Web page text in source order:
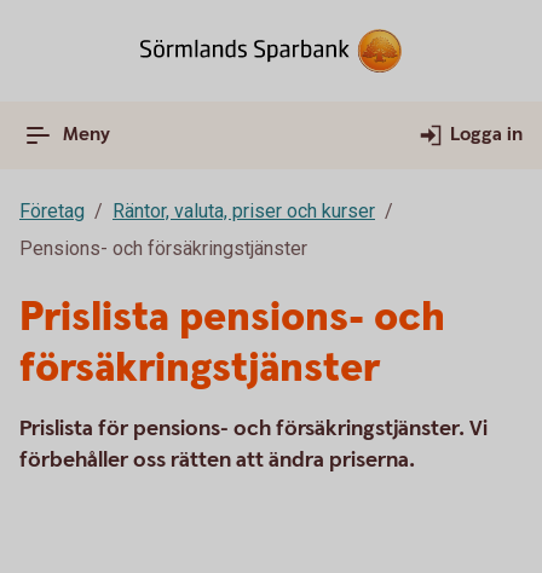
Meny Logga in
Företag
Räntor, valuta, priser och kurser
Pensions- och försäkringstjänster
Prislista pensions- och
försäkringstjänster
Prislista för pensions- och försäkringstjänster. Vi
förbehåller oss rätten att ändra priserna.